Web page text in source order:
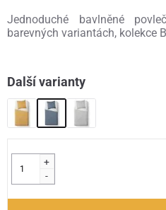
Jednoduché bavlněné
barevných variantách, kolekce
Další varianty
+
-